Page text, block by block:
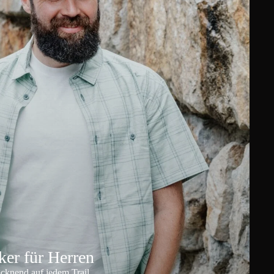
für Herren